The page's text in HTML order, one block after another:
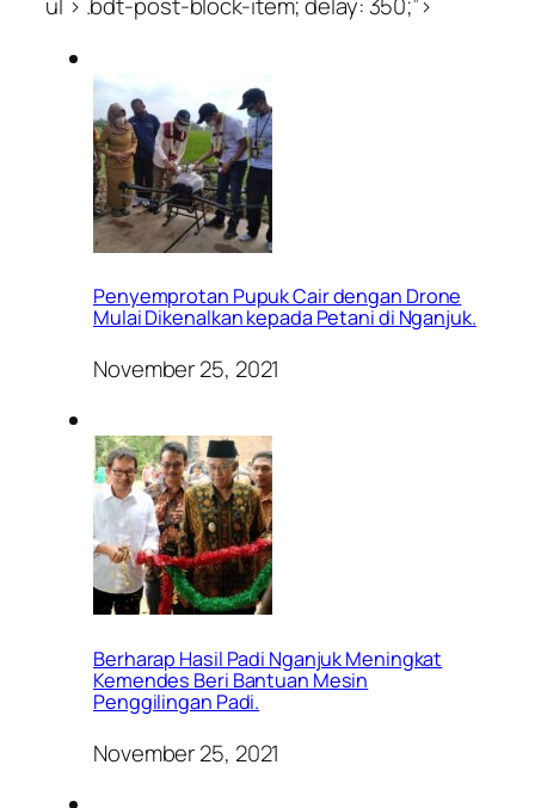
Penyemprotan Pupuk Cair dengan Drone
Mulai Dikenalkan kepada Petani di Nganjuk.
November 25, 2021
Berharap Hasil Padi Nganjuk Meningkat
Kemendes Beri Bantuan Mesin
Penggilingan Padi.
November 25, 2021